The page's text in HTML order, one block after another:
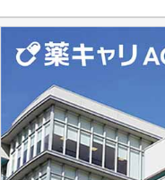
査データ、投薬歴など
データを利活用し、また
とは、病院薬剤師を中心
す。